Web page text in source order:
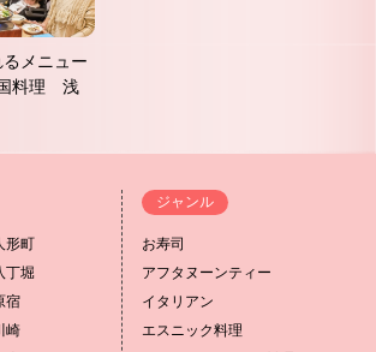
メニュー
料理 浅
形町
丁堀
宿
崎
ジャンル
お寿司
アフタヌーンティー
イタリアン
エスニック料理